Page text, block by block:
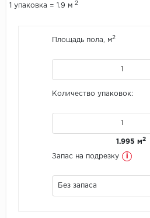
1 упаковка = 1.9 м 2
Площадь пола, м2
Количество упаковок:
1.995 м2
Запас на подрезку i
Без запаса